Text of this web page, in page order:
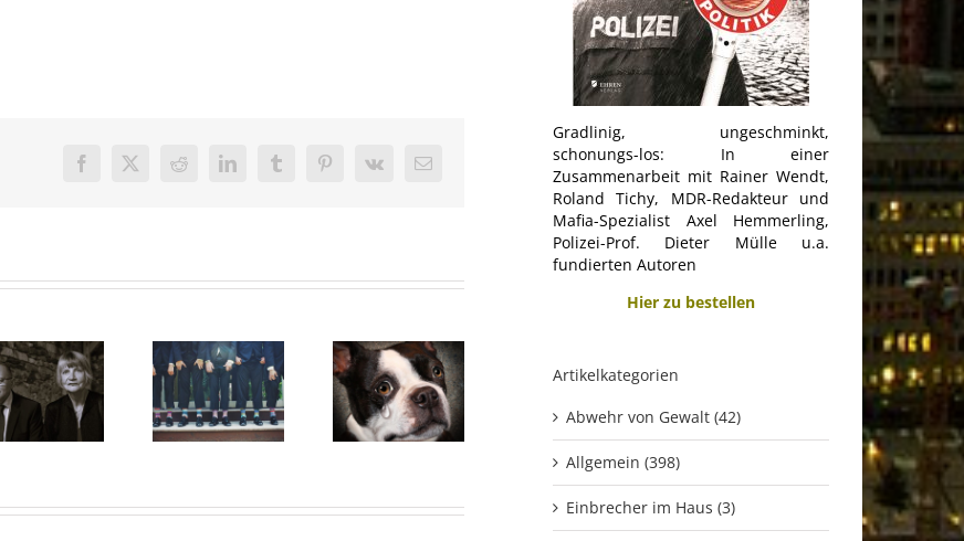
Facebook
X Reddit LinkedInTumblrPinterest
Vk
E-
Gradlinig, ungeschminkt,
schonungs-los: In einer
Zusammenarbeit mit Rainer Wendt,
Roland Tichy, MDR-Redakteur und
Mafia-Spezialist Axel Hemmerling,
Polizei-Prof. Dieter Mülle u.a.
fundierten Autoren
Hier zu bestellen
Artikelkategorien
Abwehr von Gewalt (42)
Allgemein (398)
Einbrecher im Haus (3)